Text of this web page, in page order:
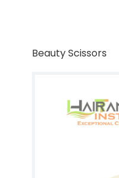
Beauty Scissors